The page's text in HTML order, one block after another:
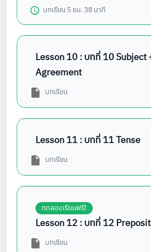
บทเรียน5 ชม. 38 นาที
Lesson 10 : บทที่ 10 Subject
Agreement
บทเรียน
Lesson 11 : บทที่ 11 Tense
บทเรียน
ทดลองเรียนฟรี!
Lesson 12 : บทที่ 12
บทเรียน